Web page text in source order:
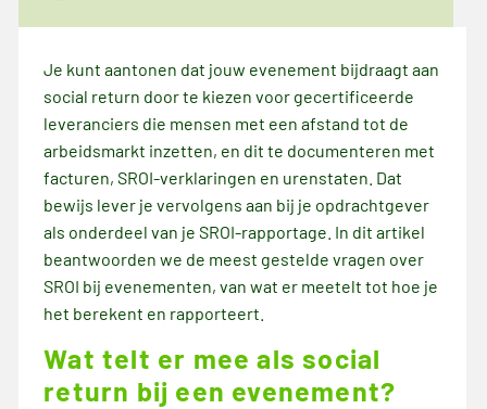
Je kunt aantonen dat jouw evenement bijdraagt aan
social return door te kiezen voor gecertificeerde
leveranciers die mensen met een afstand tot de
arbeidsmarkt inzetten, en dit te documenteren met
facturen, SROI-verklaringen en urenstaten. Dat
bewijs lever je vervolgens aan bij je opdrachtgever
als onderdeel van je SROI-rapportage. In dit artikel
beantwoorden we de meest gestelde vragen over
SROI bij evenementen, van wat er meetelt tot hoe je
het berekent en rapporteert.
Wat telt er mee als social
return bij een evenement?